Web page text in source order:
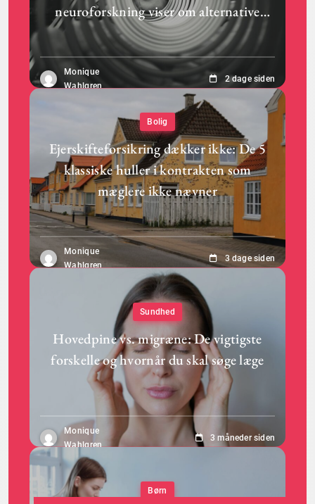
neuroforskning viser om alternative
dybeteknikker
Monique
Wahlgren
2 dage siden
Bolig
Ejerskifteforsikring dækker ikke: De 5
klassiske huller i kontrakten som
mæglere ikke nævner
Monique
Wahlgren
3 dage siden
Sundhed
Hovedpine vs. migræne: De vigtigste
forskelle og hvornår du skal søge læge
Monique
Wahlgren
3 måneder siden
Børn